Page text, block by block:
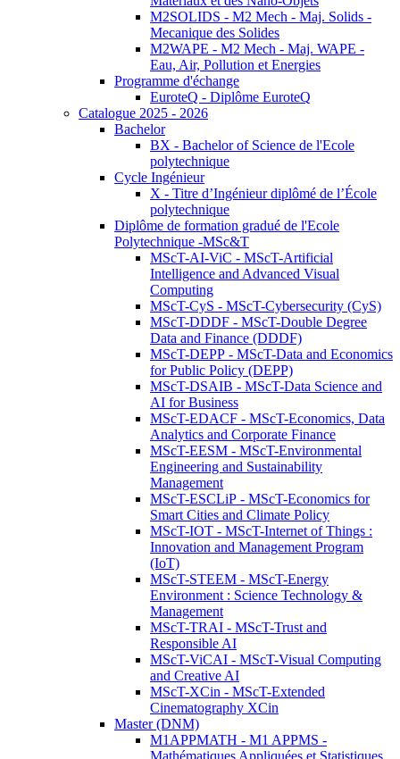
M2SOLIDS - M2 Mech - Maj. Solids -
Mecanique des Solides
M2WAPE - M2 Mech - Maj. WAPE -
Eau, Air, Pollution et Energies
Programme d'échange
EuroteQ - Diplôme EuroteQ
Catalogue 2025 - 2026
Bachelor
BX - Bachelor of Science de l'Ecole
polytechnique
Cycle Ingénieur
X - Titre d’Ingénieur diplômé de l’École
polytechnique
Diplôme de formation gradué de l'Ecole
Polytechnique -MSc&T
MScT-AI-ViC - MScT-Artificial
Intelligence and Advanced Visual
Computing
MScT-CyS - MScT-Cybersecurity (CyS)
MScT-DDDF - MScT-Double Degree
Data and Finance (DDDF)
MScT-DEPP - MScT-Data and Economics
for Public Policy (DEPP)
MScT-DSAIB - MScT-Data Science and
AI for Business
MScT-EDACF - MScT-Economics, Data
Analytics and Corporate Finance
MScT-EESM - MScT-Environmental
Engineering and Sustainability
Management
MScT-ESCLiP - MScT-Economics for
Smart Cities and Climate Policy
MScT-IOT - MScT-Internet of Things :
Innovation and Management Program
(IoT)
MScT-STEEM - MScT-Energy
Environment : Science Technology &
Management
MScT-TRAI - MScT-Trust and
Responsible AI
MScT-ViCAI - MScT-Visual Computing
and Creative AI
MScT-XCin - MScT-Extended
Cinematography XCin
Master (DNM)
M1APPMATH - M1 APPMS -
Mathématiques Appliquées et Statistiques